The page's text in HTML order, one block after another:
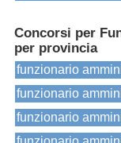
Concorsi per
per provincia
funzionario
funzionario
funzionario